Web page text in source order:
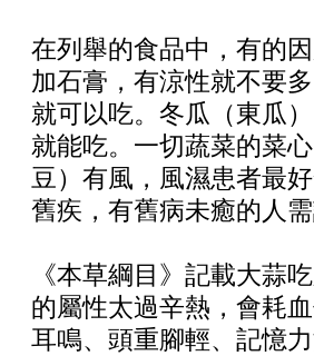
在列舉的食品中，有的
加石膏，有涼性就不要
就可以吃。冬瓜（東瓜
就能吃。一切蔬菜的菜
豆）有風，風濕患者最
舊疾，有舊病未癒的人
《本草綱目》記載大蒜
的屬性太過辛熱，會耗
耳鳴、頭重腳輕、記憶